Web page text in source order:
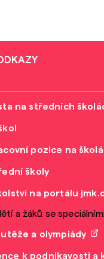
na středních
pozice na
školy
na portálu
a žáků se
a olympiády
k podnikavosti